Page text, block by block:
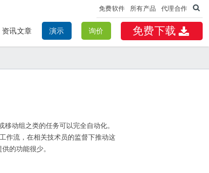
免费软件 所有产品 代理合作
免费下载
资讯文章 演示 询价
动组之类的任务可以完全自动化。
作流，在相关技术员的监督下推动这
的功能很少。